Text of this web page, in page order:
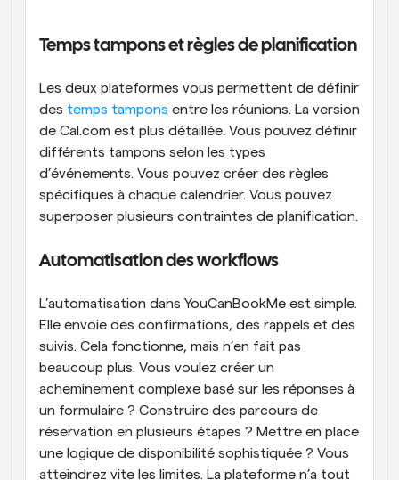
Temps tampons et règles de planification
Les deux plateformes vous permettent de définir
des temps tampons entre les réunions. La version
de Cal.com est plus détaillée. Vous pouvez définir
différents tampons selon les types
d’événements. Vous pouvez créer des règles
spécifiques à chaque calendrier. Vous pouvez
superposer plusieurs contraintes de planification.
Automatisation des workflows
L’automatisation dans YouCanBookMe est simple.
Elle envoie des confirmations, des rappels et des
suivis. Cela fonctionne, mais n’en fait pas
beaucoup plus. Vous voulez créer un
acheminement complexe basé sur les réponses à
un formulaire ? Construire des parcours de
réservation en plusieurs étapes ? Mettre en place
une logique de disponibilité sophistiquée ? Vous
atteindrez vite les limites. La plateforme n’a tout